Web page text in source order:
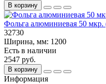
В корзину
Фольга алюминиевая 50 мкр.
32730
Ширина, мм: 1200
Есть в наличии
2547 руб.
В корзину
Информация